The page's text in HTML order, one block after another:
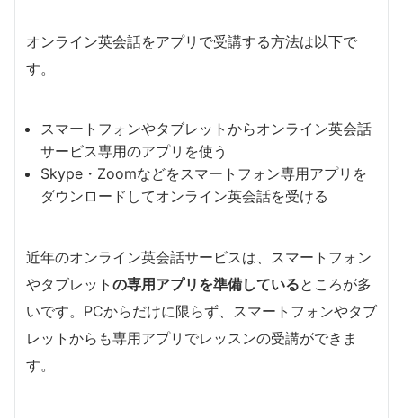
オンライン英会話をアプリで受講する方法は以下で
す。
スマートフォンやタブレットからオンライン英会話
サービス専用のアプリを使う
Skype・Zoomなどをスマートフォン専用アプリを
ダウンロードしてオンライン英会話を受ける
近年のオンライン英会話サービスは、スマートフォン
やタブレット の専用アプリを準備しているところが多
いです。PCからだけに限らず、スマートフォンやタブ
レットからも専用アプリでレッスンの受講ができま
す。